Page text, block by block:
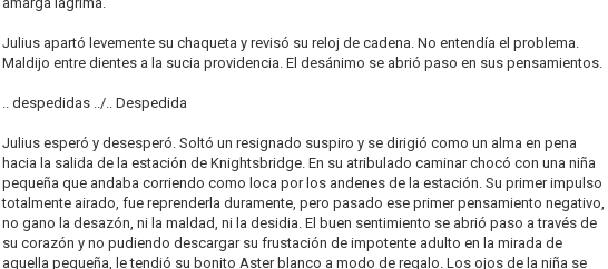
Julius apartó levemente su chaqueta y revisó su reloj de cadena. No entendía el problema.
Maldijo entre dientes a la sucia providencia. El desánimo se abrió paso en sus pensamientos.
.. despedidas ../.. Despedida
Julius esperó y desesperó. Soltó un resignado suspiro y se dirigió como un alma en pena
hacia la salida de la estación de Knightsbridge. En su atribulado caminar chocó con una niña
pequeña que andaba corriendo como loca por los andenes de la estación. Su primer impulso
totalmente airado, fue reprenderla duramente, pero pasado ese primer pensamiento negativo,
no gano la desazón, ni la maldad, ni la desidia. El buen sentimiento se abrió paso a través de
su corazón y no pudiendo descargar su frustación de impotente adulto en la mirada de
aquella pequeña, le tendió su bonito Aster blanco a modo de regalo. Los ojos de la niña se